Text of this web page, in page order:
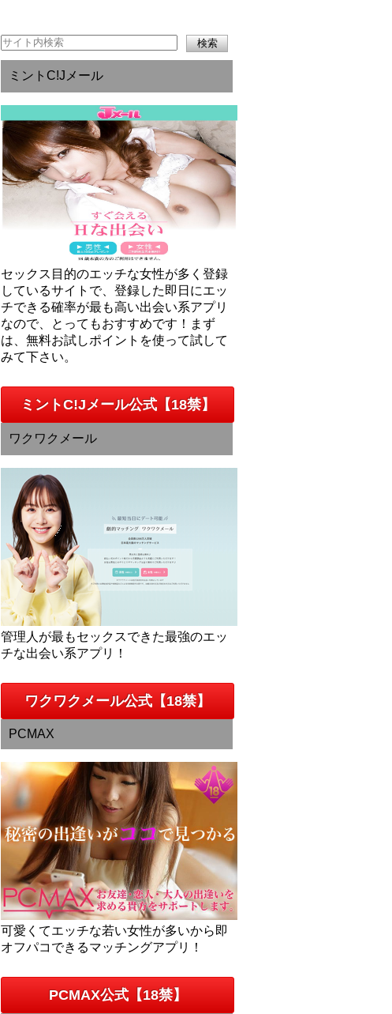
ミントC!Jメール
セックス目的のエッチな女性が多く登録
しているサイトで、登録した即日にエッ
チできる確率が最も高い出会い系アプリ
なので、とってもおすすめです！まず
は、無料お試しポイントを使って試して
みて下さい。
ミントC!Jメール公式【18禁】
ワクワクメール
管理人が最もセックスできた最強のエッ
チな出会い系アプリ！
ワクワクメール公式【18禁】
PCMAX
可愛くてエッチな若い女性が多いから即
オフパコできるマッチングアプリ！
PCMAX公式【18禁】